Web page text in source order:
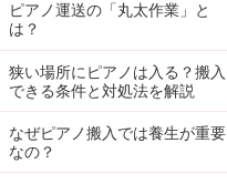
ピアノ運送の「丸太作業」と
は？
狭い場所にピアノは入る？搬入
できる条件と対処法を解説
なぜピアノ搬入では養生が重要
なの？